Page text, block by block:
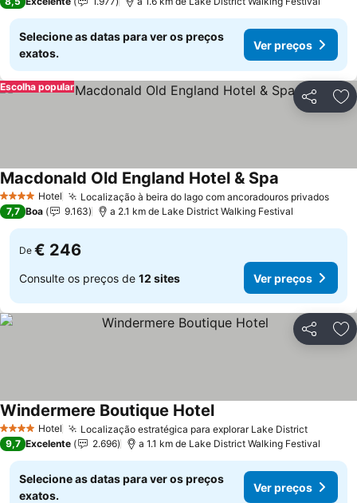
Selecione as datas para ver os preços
exatos.
Ver preços
Partilhar
Escolha popular
4 EstrelasHotel Localização à beira do lago com ancoradouros privadosVer
Macdonald Old England Hotel & Spa
7,7 Boa 9.163 a 2.1 km de Lake District Walking Festival
De € 246
Consulte os preços de 12 sites Ver preços
Partilhar
4 EstrelasHotel Localização estratégica para explorar Lake DistrictVer
Windermere Boutique HotelVer preços
9,7 Excelente 2.696 a 1.1 km de Lake District Walking Festival
Selecione as datas para ver os preços
exatos.
Ver preços